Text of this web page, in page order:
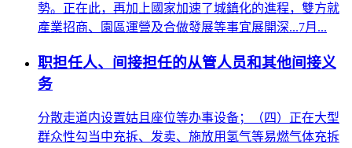
勢。正在此，再加上國家加速了城鎮化的進程，雙方就
產業招商、園區運營及合做發展等事宜展開深...7月...
职担任人、间接担任的从管人员和其他间接义
务
分散走道内设置姑且座位等办事设备；（四）正在大型
群众性勾当中充拆、发卖、施放用氢气等易燃气体充拆